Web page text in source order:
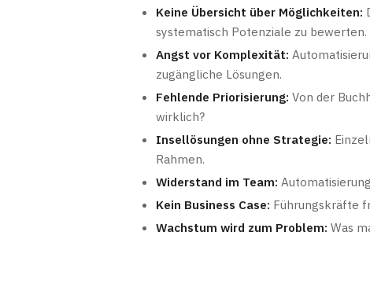
Keine Übersicht über Möglichkeiten:
systematisch Potenziale zu bewerten.
Angst vor Komplexität:
zugängliche Lösungen.
Fehlende Priorisierung: Von der
wirklich?
Insellösungen ohne Strategie:
Rahmen.
Widerstand im Team:
Kein Business Case: Führungskräfte
Wachstum wird zum Problem: Was